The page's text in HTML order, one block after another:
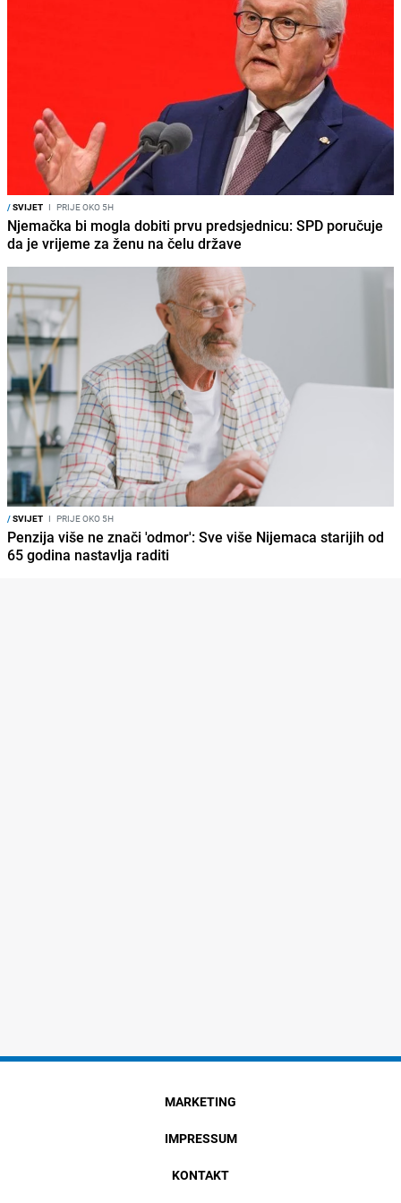
/SVIJET I PRIJE OKO 5H
Njemačka bi mogla dobiti prvu predsjednicu: SPD poručuje
da je vrijeme za ženu na čelu države
/SVIJET I PRIJE OKO 5H
Penzija više ne znači 'odmor': Sve više Nijemaca starijih od
65 godina nastavlja raditi
MARKETING
IMPRESSUM
KONTAKT